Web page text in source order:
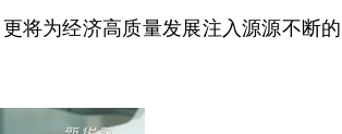
将为经济高质量发展注入源源不断